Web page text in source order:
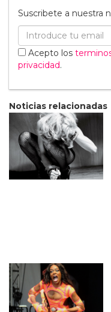
Suscribete a nuestra
Acepto los
privacidad.
Noticias relacionadas